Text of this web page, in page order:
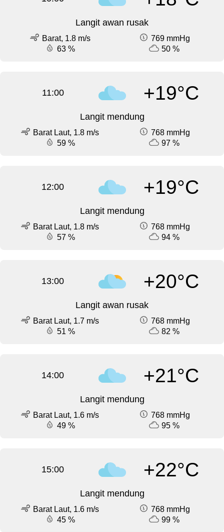
Langit awan rusak
Barat, 1.8 m/s
769 mmHg
63 %
50 %
11:00 +19°C
Langit mendung
Barat Laut, 1.8 m/s
768 mmHg
59 %
97 %
12:00 +19°C
Langit mendung
Barat Laut, 1.8 m/s
768 mmHg
57 %
94 %
13:00 +20°C
Langit awan rusak
Barat Laut, 1.7 m/s
768 mmHg
51 %
82 %
14:00 +21°C
Langit mendung
Barat Laut, 1.6 m/s
768 mmHg
49 %
95 %
15:00 +22°C
Langit mendung
Barat Laut, 1.6 m/s
768 mmHg
45 %
99 %